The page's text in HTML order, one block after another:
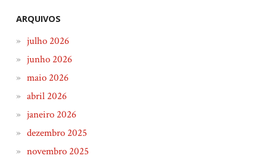
ARQUIVOS
julho 2026
junho 2026
maio 2026
abril 2026
janeiro 2026
dezembro 2025
novembro 2025